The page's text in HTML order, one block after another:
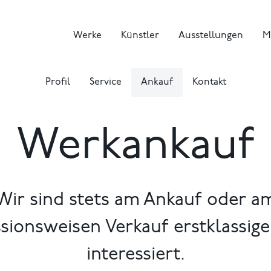
Werke Künstler Ausstellungen
Profil Service Ankauf Kontakt
Werkankauf
sind stets am Ankauf oder
Verkauf
interessiert.